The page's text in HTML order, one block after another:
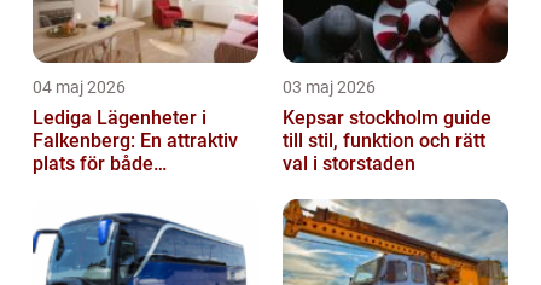
04 maj 2026
Lediga Lägenheter i
Falkenberg: En attraktiv
plats för både
semesterfirare
03 maj 2026
Kepsar stockholm guide
till stil, funktion och rätt
val i storstaden